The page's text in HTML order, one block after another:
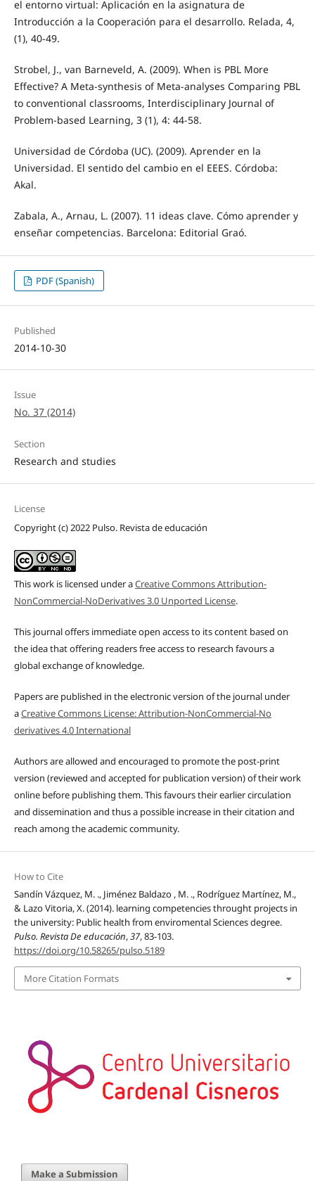
el entorno virtual: Aplicación en la asignatura de
Introducción a la Cooperación para el desarrollo. Relada, 4,
(1), 40-49.
Strobel, J., van Barneveld, A. (2009). When is PBL More
Effective? A Meta-synthesis of Meta-analyses Comparing PBL
to conventional classrooms, Interdisciplinary Journal of
Problem-based Learning, 3 (1), 4: 44-58.
Universidad de Córdoba (UC). (2009). Aprender en la
Universidad. El sentido del cambio en el EEES. Córdoba:
Akal.
Zabala, A., Arnau, L. (2007). 11 ideas clave. Cómo aprender y
enseñar competencias. Barcelona: Editorial Graó.
PDF (Spanish)
Published
2014-10-30
Issue
No. 37 (2014)
Section
Research and studies
License
Copyright (c) 2022 Pulso. Revista de educación
This work is licensed under aCreative Commons Attribution-
NonCommercial-NoDerivatives 3.0 Unported License.
This journal offers immediate open access to its content based on
the idea that offering readers free access to research favours a
global exchange of knowledge.
Papers are published in the electronic version of the journal under
aCreative Commons License: Attribution-NonCommercial-No
derivatives 4.0 International
Authors are allowed and encouraged to promote the post-print
version (reviewed and accepted for publication version) of their work
online before publishing them. This favours their earlier circulation
and dissemination and thus a possible increase in their citation and
reach among the academic community.
How to Cite
Sandín Vázquez, M. ., Jiménez Baldazo , M. ., Rodríguez Martínez, M.,
& Lazo Vitoria, X. (2014). learning competencies throught projects in
the university: Public health from enviromental Sciences degree.
Pulso. Revista De educación,37, 83-103.
https://doi.org/10.58265/pulso.5189
More Citation Formats
Make a Submission